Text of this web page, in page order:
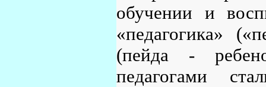
обучении и
«педагогика»
(пейда -
педагогами